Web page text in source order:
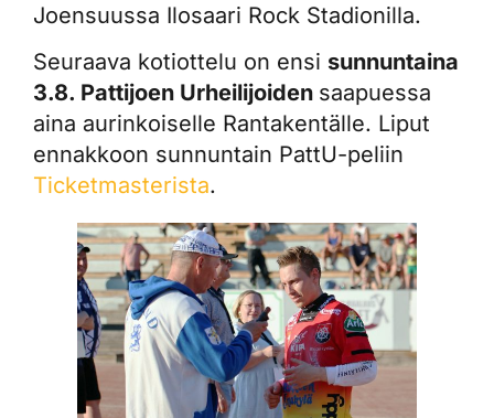
Joensuussa Ilosaari Rock Stadionilla.
Seuraava kotiottelu on ensi sunnuntaina
3.8. Pattijoen Urheilijoiden saapuessa
aina aurinkoiselle Rantakentälle. Liput
ennakkoon sunnuntain PattU-peliin
Ticketmasterista.